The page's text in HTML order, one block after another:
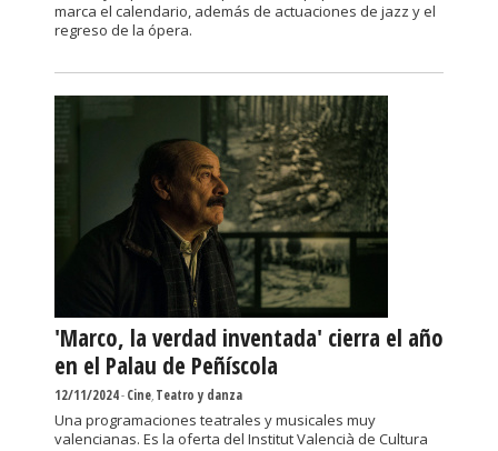
marca el calendario, además de actuaciones de jazz y el
regreso de la ópera.
'Marco, la verdad inventada' cierra el año
en el Palau de Peñíscola
12/11/2024-Cine,Teatro y danza
Una programaciones teatrales y musicales muy
valencianas. Es la oferta del Institut Valencià de Cultura